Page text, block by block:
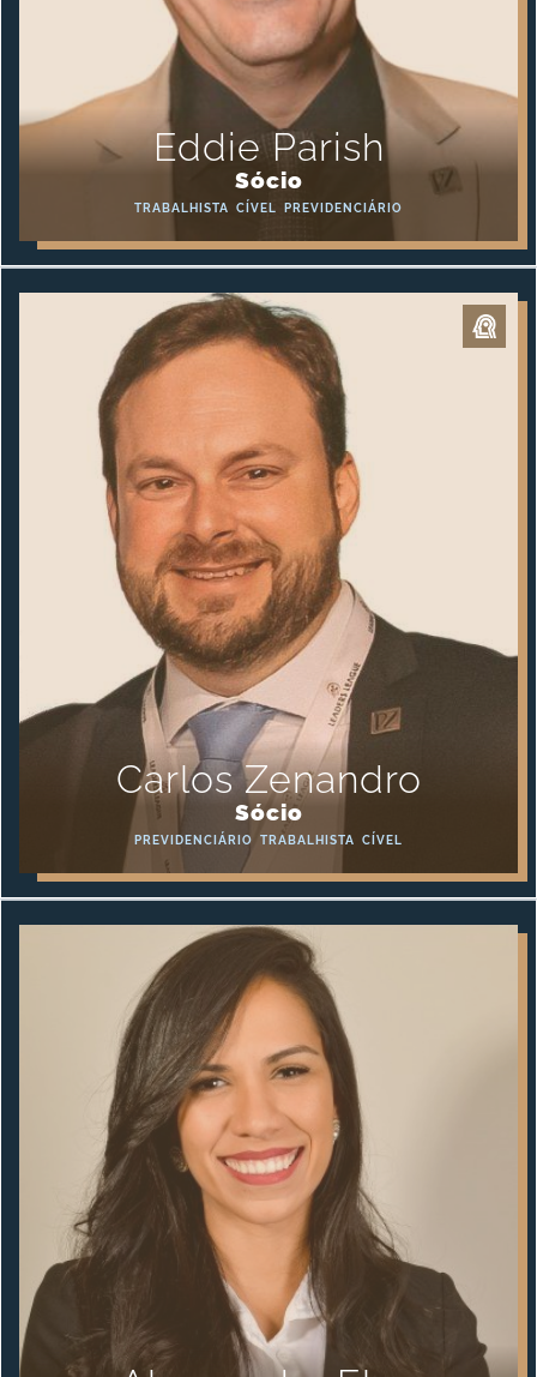
Eddie Parish
Sócio
TRABALHISTA CÍVEL PREVIDENCIÁRIO
Carlos Zenandro
Sócio
PREVIDENCIÁRIO TRABALHISTA CÍVEL